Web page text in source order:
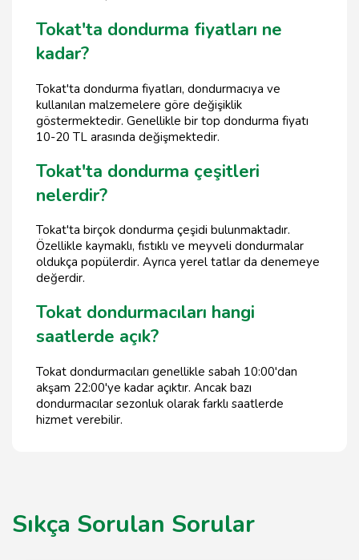
Tokat'ta dondurma fiyatları ne
kadar?
Tokat'ta dondurma fiyatları, dondurmacıya ve
kullanılan malzemelere göre değişiklik
göstermektedir. Genellikle bir top dondurma fiyatı
10-20 TL arasında değişmektedir.
Tokat'ta dondurma çeşitleri
nelerdir?
Tokat'ta birçok dondurma çeşidi bulunmaktadır.
Özellikle kaymaklı, fıstıklı ve meyveli dondurmalar
oldukça popülerdir. Ayrıca yerel tatlar da denemeye
değerdir.
Tokat dondurmacıları hangi
saatlerde açık?
Tokat dondurmacıları genellikle sabah 10:00'dan
akşam 22:00'ye kadar açıktır. Ancak bazı
dondurmacılar sezonluk olarak farklı saatlerde
hizmet verebilir.
Sıkça Sorulan Sorular